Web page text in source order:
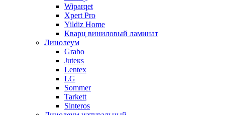
Wiparqet
Xpert Pro
Yildiz Home
Кварц виниловый ламинат
Линолеум
Grabo
Juteкs
Lentex
LG
Sommer
Tarkett
Sinteros